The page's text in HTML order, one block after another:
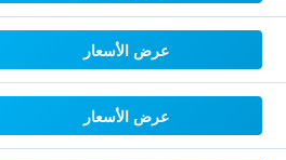
عرض الأسعار
عرض الأسعار